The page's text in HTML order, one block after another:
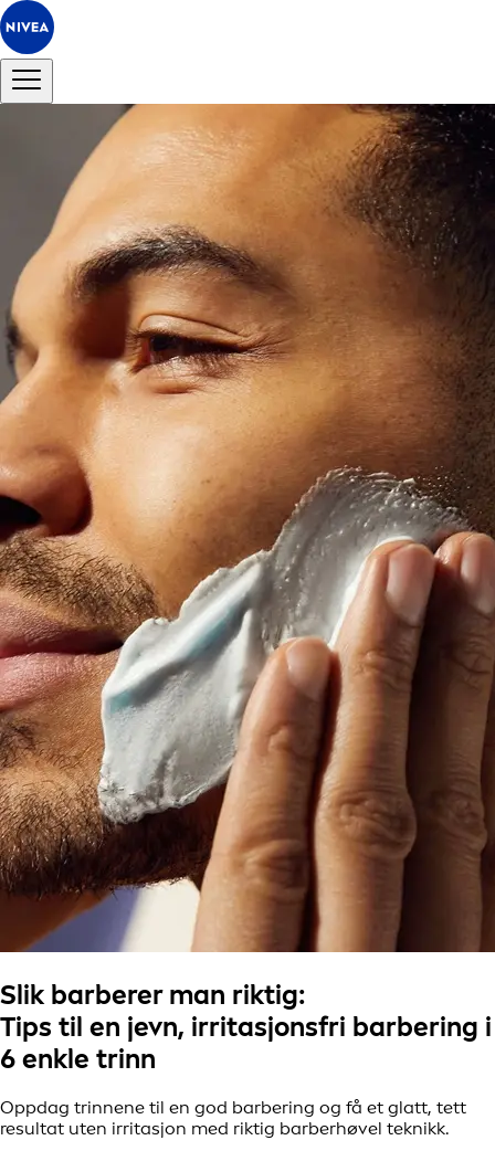
Slik barberer man riktig:
Tips til en jevn, irritasjonsfri barbering i
6 enkle trinn
Oppdag trinnene til en god barbering og få et glatt, tett
resultat uten irritasjon med riktig barberhøvel teknikk.